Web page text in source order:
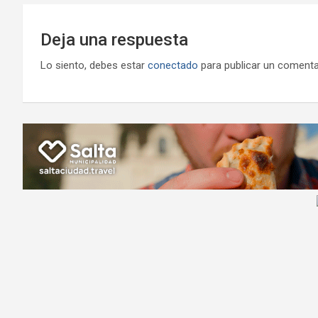
Deja una respuesta
Lo siento, debes estar conectado para publicar un